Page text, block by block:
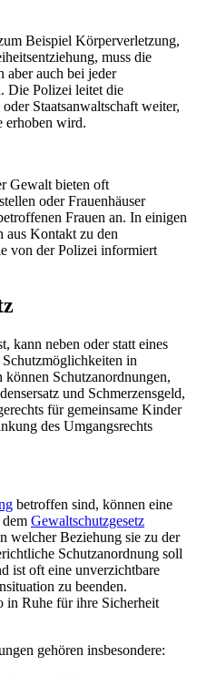
Beispiel Körperverletzung,
muss die
aber auch bei jeder
Die Polizei leitet die
Staatsanwaltschaft weiter,
erhoben wird.
Gewalt bieten oft
oder Frauenhäuser
Frauen an. In einigen
aus Kontakt zu den
von der Polizei informiert
kann neben oder statt eines
in
Schutzanordnungen,
und Schmerzensgeld,
für gemeinsame Kinder
des Umgangsrechts
betroffen sind, können eine
Gewaltschutzgesetz
welcher Beziehung sie zu der
Schutzanordnung soll
ist oft eine unverzichtbare
zu beenden.
in Ruhe für ihre Sicherheit
gehören insbesondere: